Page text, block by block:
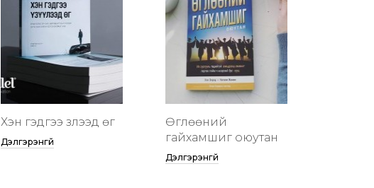
Хэн гэдгээ үзүүлээд өг
Дэлгэрэнгүй
Өглөөний
гайхамшиг оюутан
Дэлгэрэнгүй